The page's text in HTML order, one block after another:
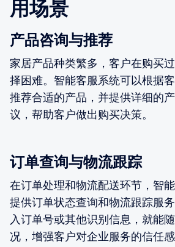
用场景
产品咨询与推荐
家居产品种类繁多，客户在购买
择困难。智能客服系统可以根据
推荐合适的产品，并提供详细的
议，帮助客户做出购买决策。
订单查询与物流跟踪
在订单处理和物流配送环节，智
提供订单状态查询和物流跟踪服
入订单号或其他识别信息，就能
况，增强客户对企业服务的信任感